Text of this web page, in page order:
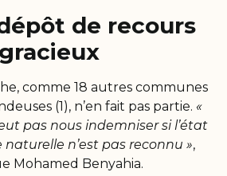
de recours
gracieux
comme 18 autres communes
(1), n’en fait pas partie. «
pas nous indemniser si l’état
n’est pas reconnu »,
Mohamed Benyahia.